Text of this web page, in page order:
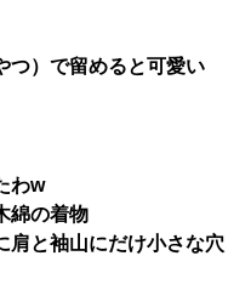
つ）で留めると可愛い
わw
綿の着物
肩と袖山にだけ小さな穴